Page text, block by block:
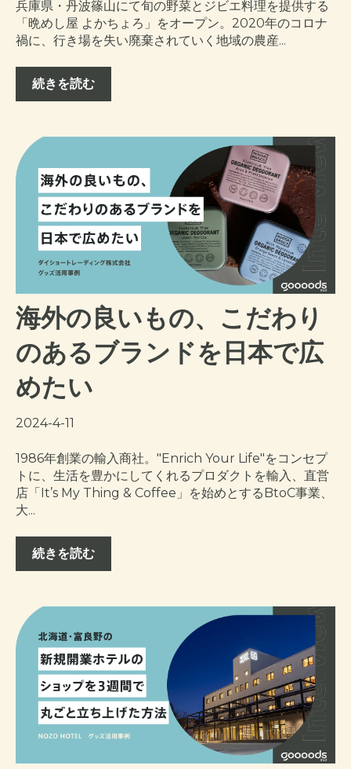
兵庫県・丹波篠山にて旬の野菜とジビエ料理を提供する
「晩めし屋 よかちょろ」をオープン。2020年のコロナ
禍に、行き場を失い廃棄されていく地域の農産...
続きを読む
海外の良いもの、こだわり
のあるブランドを日本で広
めたい
2024-4-11
1986年創業の輸入商社。"Enrich Your Life"をコンセプ
トに、生活を豊かにしてくれるプロダクトを輸入、直営
店「It’s My Thing & Coffee」を始めとするBtoC事業、
大...
続きを読む